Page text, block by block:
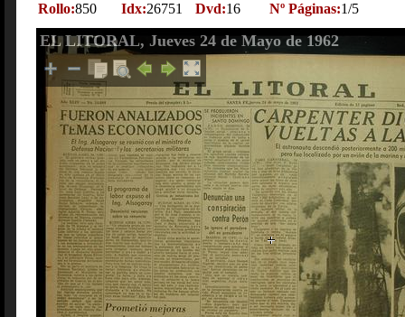
Rollo:850 Idx:26751 Dvd:16 Nº Páginas:1/5
EL LITORAL, Jueves 24 de Mayo de 1962